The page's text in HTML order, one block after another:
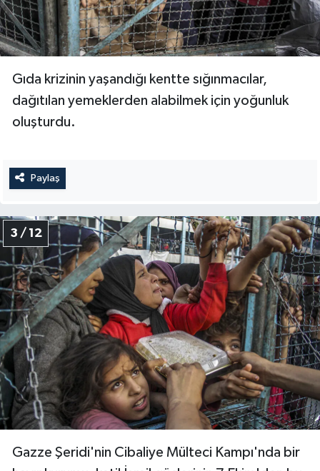
Gıda krizinin yaşandığı kentte sığınmacılar,
dağıtılan yemeklerden alabilmek için yoğunluk
oluşturdu.
Paylaş
3 / 12
Gazze Şeridi'nin Cibaliye Mülteci Kampı'nda bir
Erzurum Müftülüğü
Eskişehir Müftülüğü
Giresun Müftülüğü
Hatay Müftülüğü
Iğdır Müftülüğü
Isparta Müftülüğü
İstanbul Müftülüğü
İzmir Müftülüğü
Kahramanmaraş Müftülüğü
Karabük Müftülüğü